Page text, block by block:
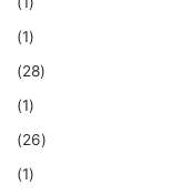
(1)
(28)
(1)
(26)
(1)